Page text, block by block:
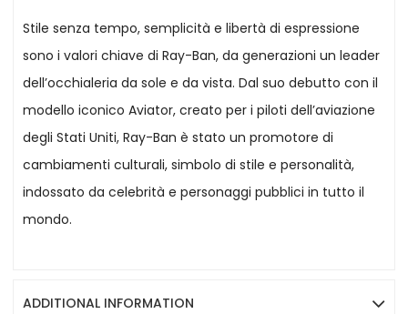
Stile senza tempo, semplicità e libertà di espressione
sono i valori chiave di Ray-Ban, da generazioni un leader
dell’occhialeria da sole e da vista. Dal suo debutto con il
modello iconico Aviator, creato per i piloti dell’aviazione
degli Stati Uniti, Ray-Ban è stato un promotore di
cambiamenti culturali, simbolo di stile e personalità,
indossato da celebrità e personaggi pubblici in tutto il
mondo.
ADDITIONAL INFORMATION